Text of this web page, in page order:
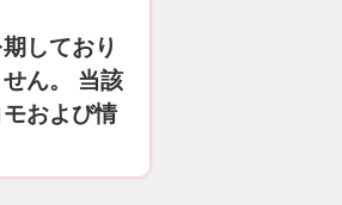
しており
ん。 当該
および情